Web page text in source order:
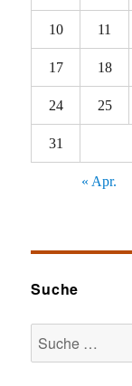
10 11
17 18
24 25
31
« Apr.
Suche
Suche
nach: